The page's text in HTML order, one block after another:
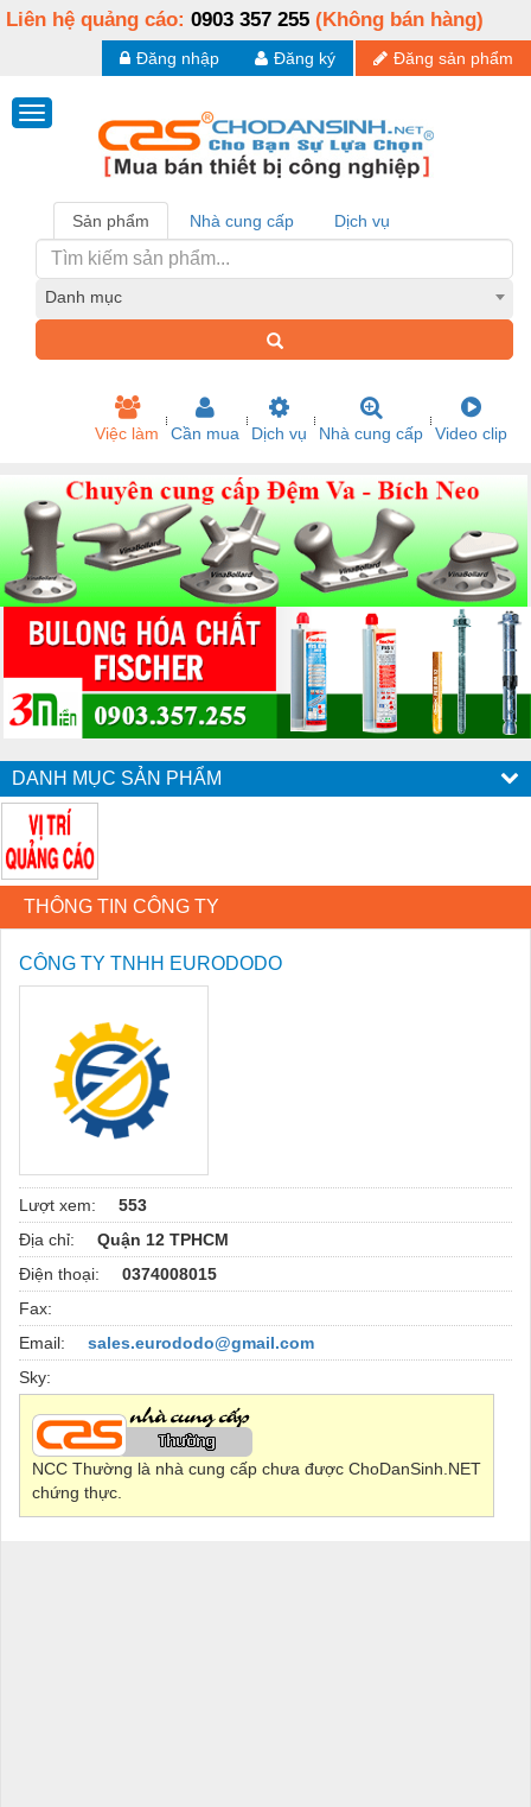
Liên hệ quảng cáo: 0903 357 255 (Không bán hàng)
Đăng sản phẩm
Đăng ký
Đăng nhập
Sản phẩm Nhà cung cấp Dịch vụ
Danh mục
Việc làm Cần mua Dịch vụ Nhà cung cấp Video clip
DANH MỤC SẢN PHẨM
THÔNG TIN CÔNG TY
CÔNG TY TNHH EURODODO
Lượt xem:
553
Địa chỉ:
Quận 12 TPHCM
Điện thoại:
0374008015
Fax:
Email:
sales.eurododo@gmail.com
Sky:
NCC Thường là nhà cung cấp chưa được ChoDanSinh.NET
chứng thực.